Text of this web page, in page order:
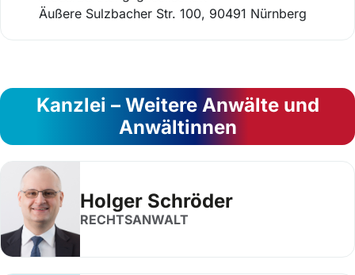
Äußere Sulzbacher Str. 100, 90491 Nürnberg
Kanzlei – Weitere Anwälte und
Anwältinnen
Holger Schröder
RECHTSANWALT